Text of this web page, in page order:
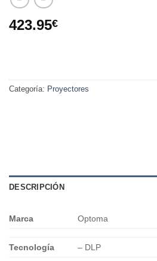
423.95€
Categoría: Proyectores
DESCRIPCIÓN
Marca Optoma
Tecnología – DLP